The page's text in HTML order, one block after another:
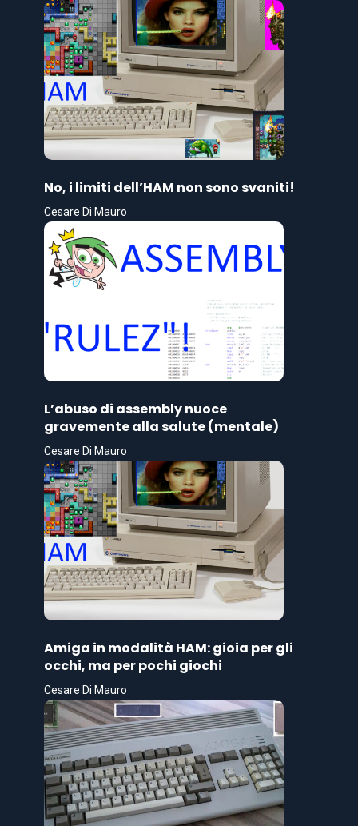
No, i limiti dell’HAM non sono svaniti!
Cesare Di Mauro
L’abuso di assembly nuoce
gravemente alla salute (mentale)
Cesare Di Mauro
Amiga in modalità HAM: gioia per gli
occhi, ma per pochi giochi
Cesare Di Mauro